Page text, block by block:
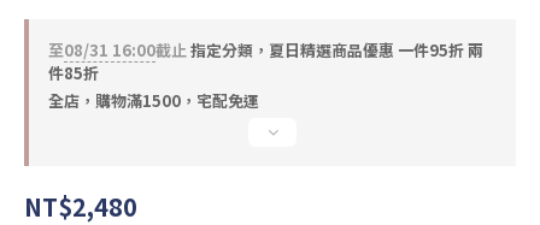
至08/31 16:00截止指定分類，夏日精選商品優惠 一件95折 兩
件85折
全店，購物滿1500，宅配免運
NT$2,480